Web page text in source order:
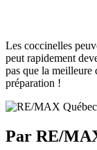
Les coccinelles
peut rapidement
pas que la meilleure
préparation !
Par RE/